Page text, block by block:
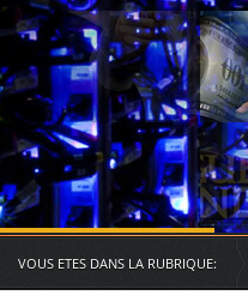
Serveurs des RG
VOUS ETES DANS LA RUBRIQUE: